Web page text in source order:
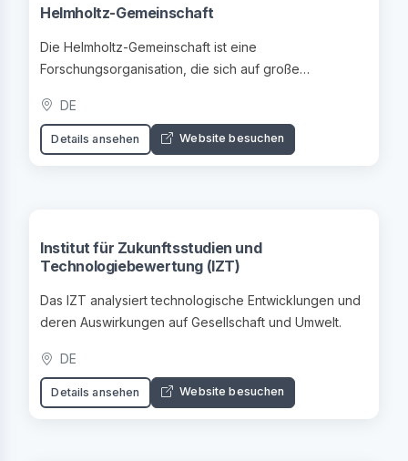
Helmholtz-Gemeinschaft
Die Helmholtz-Gemeinschaft ist eine
Forschungsorganisation, die sich auf große
DE
Details ansehen Website besuchen
Institut für Zukunftsstudien und
Technologiebewertung (IZT)
Das IZT analysiert technologische Entwicklungen und
deren Auswirkungen auf Gesellschaft und Umwelt.
DE
Details ansehen Website besuchen